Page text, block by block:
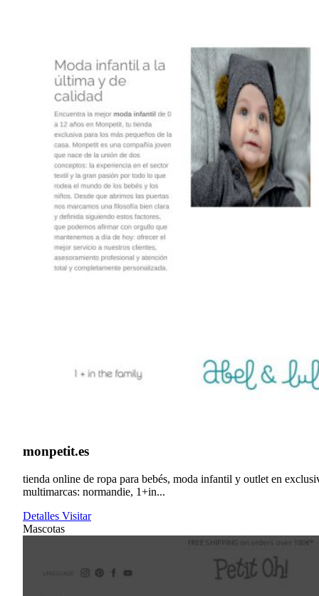
monpetit.es
tienda online de ropa para bebés, moda infantil y outlet en
multimarcas: normandie, 1+in...
Detalles Visitar
Mascotas